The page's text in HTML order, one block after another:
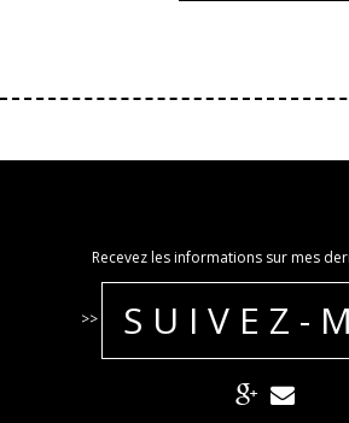
Recevez les informations sur mes
>> SUIVEZ-